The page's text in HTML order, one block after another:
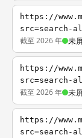
https://
src=search-
截至 2026 年 未
https://
src=search-
截至 2026 年 未
https://
src=search-